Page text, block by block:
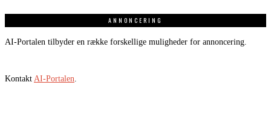
ANNONCERING
AI-Portalen tilbyder en række forskellige muligheder for annoncering.
Kontakt AI-Portalen